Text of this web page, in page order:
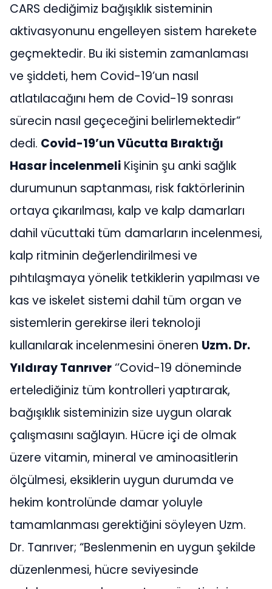
CARS dediğimiz bağışıklık sisteminin
aktivasyonunu engelleyen sistem harekete
geçmektedir. Bu iki sistemin zamanlaması
ve şiddeti, hem Covid-19’un nasıl
atlatılacağını hem de Covid-19 sonrası
sürecin nasıl geçeceğini belirlemektedir”
dedi. Covid-19’un Vücutta Bıraktığı
Hasar İncelenmeli Kişinin şu anki sağlık
durumunun saptanması, risk faktörlerinin
ortaya çıkarılması, kalp ve kalp damarları
dahil vücuttaki tüm damarların incelenmesi,
kalp ritminin değerlendirilmesi ve
pıhtılaşmaya yönelik tetkiklerin yapılması ve
kas ve iskelet sistemi dahil tüm organ ve
sistemlerin gerekirse ileri teknoloji
kullanılarak incelenmesini öneren Uzm. Dr.
Yıldıray Tanrıver‘’Covid-19 döneminde
ertelediğiniz tüm kontrolleri yaptırarak,
bağışıklık sisteminizin size uygun olarak
çalışmasını sağlayın. Hücre içi de olmak
üzere vitamin, mineral ve aminoasitlerin
ölçülmesi, eksiklerin uygun durumda ve
hekim kontrolünde damar yoluyle
tamamlanması gerektiğini söyleyen Uzm.
Dr. Tanrıver; “Beslenmenin en uygun şekilde
düzenlenmesi, hücre seviyesinde